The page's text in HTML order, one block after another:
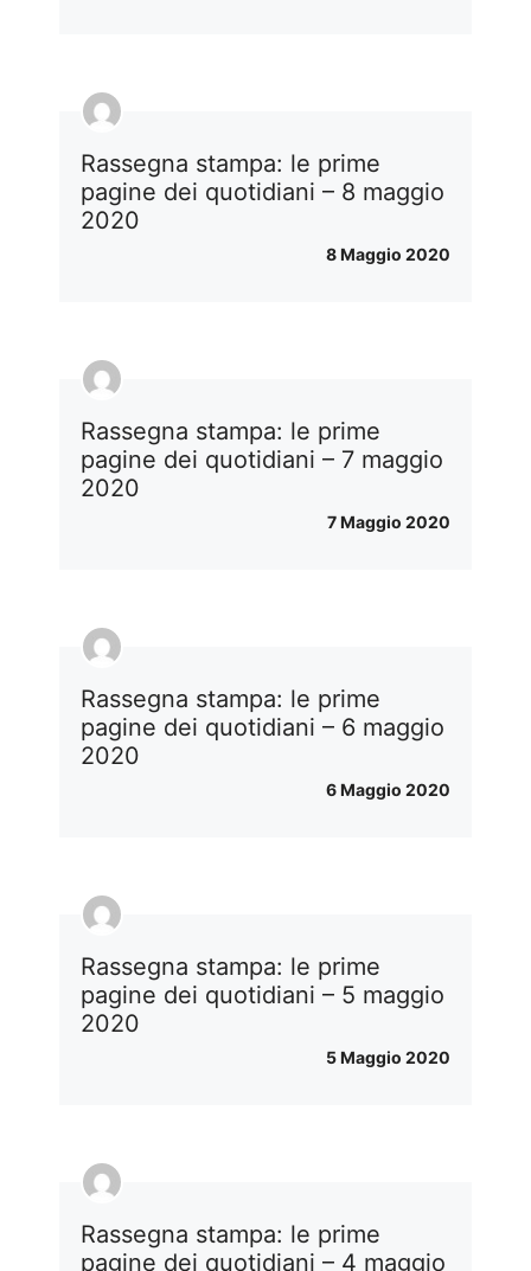
Rassegna stampa: le prime
pagine dei quotidiani – 8 maggio
2020
8 Maggio 2020
Rassegna stampa: le prime
pagine dei quotidiani – 7 maggio
2020
7 Maggio 2020
Rassegna stampa: le prime
pagine dei quotidiani – 6 maggio
2020
6 Maggio 2020
Rassegna stampa: le prime
pagine dei quotidiani – 5 maggio
2020
5 Maggio 2020
Rassegna stampa: le prime
pagine dei quotidiani – 4 maggio